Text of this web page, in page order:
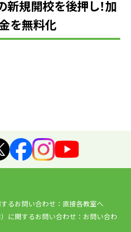
新規開校を後押し！加
を無料化
るお問い合わせ：直接各教室へ
に関するお問い合わせ：お問い合わ